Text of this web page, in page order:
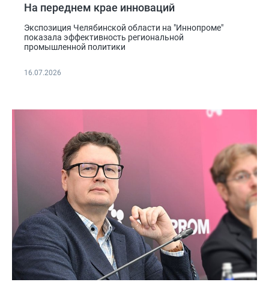
На переднем крае инноваций
Экспозиция Челябинской области на "Иннопроме"
показала эффективность региональной
промышленной политики
16.07.2026